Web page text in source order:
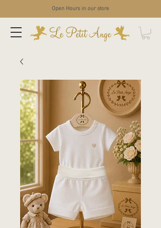
Open Hours in our store
Le Petit Ange